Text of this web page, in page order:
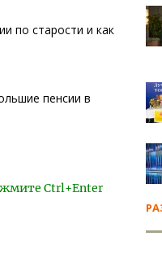
по старости и как
пенсии в
Ctrl+Enter